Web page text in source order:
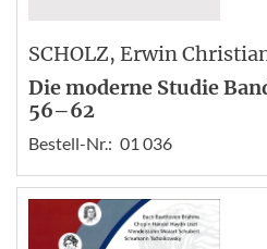
SCHOLZ, Erwin
Die moderne Studie
56–62
Bestell-Nr.: 01 036